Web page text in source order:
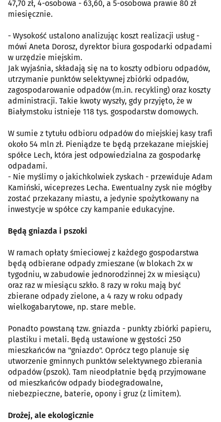
47,70 zł, 4-osobowa - 63,60, a 5-osobowa prawie 80 zł
miesięcznie.
- Wysokość ustalono analizując koszt realizacji usług -
mówi Aneta Dorosz, dyrektor biura gospodarki odpadami
w urzędzie miejskim.
Jak wyjaśnia, składają się na to koszty odbioru odpadów,
utrzymanie punktów selektywnej zbiórki odpadów,
zagospodarowanie odpadów (m.in. recykling) oraz koszty
administracji. Takie kwoty wyszły, gdy przyjęto, że w
Białymstoku istnieje 118 tys. gospodarstw domowych.
W sumie z tytułu odbioru odpadów do miejskiej kasy trafi
około 54 mln zł. Pieniądze te będą przekazane miejskiej
spółce Lech, która jest odpowiedzialna za gospodarkę
odpadami.
- Nie myślimy o jakichkolwiek zyskach - przewiduje Adam
Kamiński, wiceprezes Lecha. Ewentualny zysk nie mógłby
zostać przekazany miastu, a jedynie spożytkowany na
inwestycje w spółce czy kampanie edukacyjne.
Będą gniazda i pszoki
W ramach opłaty śmieciowej z każdego gospodarstwa
będą odbierane odpady zmieszane (w blokach 2x w
tygodniu, w zabudowie jednorodzinnej 2x w miesiącu)
oraz raz w miesiącu szkło. 8 razy w roku mają być
zbierane odpady zielone, a 4 razy w roku odpady
wielkogabarytowe, np. stare meble.
Ponadto powstaną tzw. gniazda - punkty zbiórki papieru,
plastiku i metali. Będą ustawione w gęstości 250
mieszkańców na "gniazdo". Oprócz tego planuje się
utworzenie gminnych punktów selektywnego zbierania
odpadów (pszok). Tam nieodpłatnie będą przyjmowane
od mieszkańców odpady biodegradowalne,
niebezpieczne, baterie, opony i gruz (z limitem).
Drożej, ale ekologicznie